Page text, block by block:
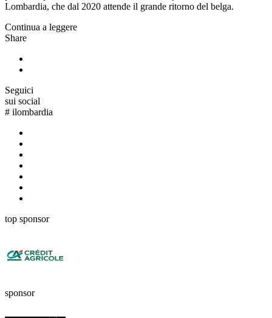
Lombardia, che dal 2020 attende il grande ritorno del belga.
Continua a leggere
Share
Seguici
sui social
# ilombardia
top sponsor
sponsor